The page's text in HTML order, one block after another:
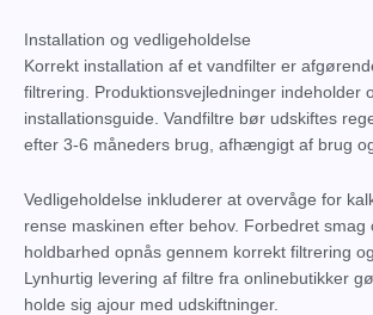
Installation og vedligeholdelse
Korrekt installation af et vandfilter er
filtrering. Produktionsvejledninger indeholder
installationsguide. Vandfiltre bør udskiftes
efter 3-6 måneders brug, afhængigt af brug
Vedligeholdelse inkluderer at overvåge for
rense maskinen efter behov. Forbedret smag
holdbarhed opnås gennem korrekt filtrering
Lynhurtig levering af filtre fra onlinebutikker
holde sig ajour med udskiftninger.